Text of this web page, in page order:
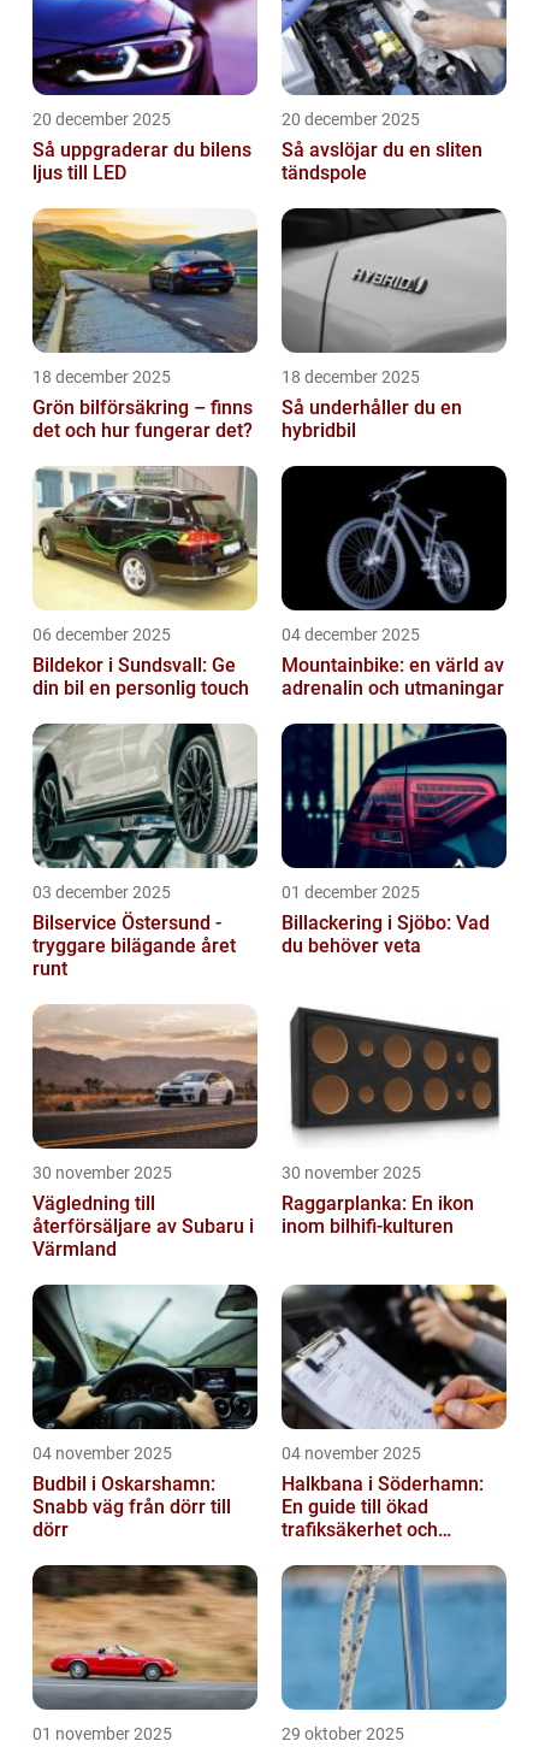
20 december 2025
Så uppgraderar du bilens
ljus till LED
20 december 2025
Så avslöjar du en sliten
tändspole
18 december 2025
Grön bilförsäkring – finns
det och hur fungerar det?
18 december 2025
Så underhåller du en
hybridbil
06 december 2025
Bildekor i Sundsvall: Ge
din bil en personlig touch
04 december 2025
Mountainbike: en värld av
adrenalin och utmaningar
03 december 2025
Bilservice Östersund -
tryggare bilägande året
runt
01 december 2025
Billackering i Sjöbo: Vad
du behöver veta
30 november 2025
Vägledning till
återförsäljare av Subaru i
Värmland
30 november 2025
Raggarplanka: En ikon
inom bilhifi-kulturen
04 november 2025
Budbil i Oskarshamn:
Snabb väg från dörr till
dörr
04 november 2025
Halkbana i Söderhamn:
En guide till ökad
trafiksäkerhet och
01 november 2025 29 oktober 2025